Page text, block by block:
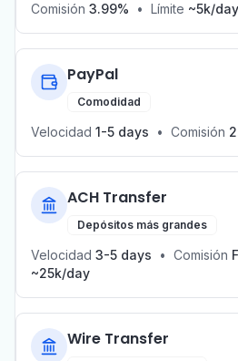
Comisión 3.99% • Límite ~5k/day
PayPal
Comodidad
Velocidad 1-5 days • Comisión
ACH Transfer
Depósitos más grandes
Velocidad 3-5 days • Comisión
~25k/day
Wire Transfer